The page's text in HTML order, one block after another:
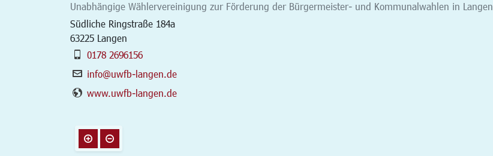
Unabhängige Wählervereinigung zur Förderung der Bürgermeister- und Kommunalwahlen in Langen
Südliche Ringstraße 184a
63225 Langen
0178 2696156
info@uwfb-langen.de
www.uwfb-langen.de